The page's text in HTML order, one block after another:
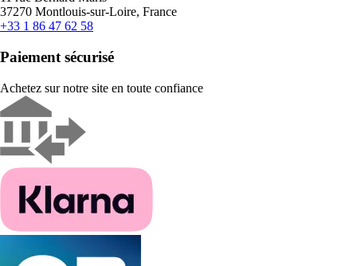
37270 Montlouis-sur-Loire, France
+33 1 86 47 62 58
Paiement sécurisé
Achetez sur notre site en toute confiance